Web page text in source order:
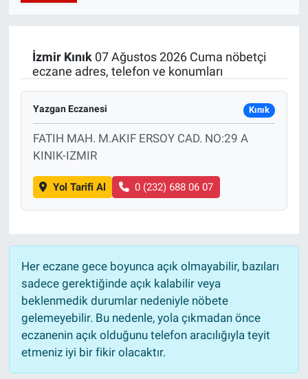
İzmir Kınık07 Ağustos 2026 Cuma nöbetçi
eczane adres, telefon ve konumları
Yazgan Eczanesi Kınık
FATIH MAH. M.AKIF ERSOY CAD. NO:29 A
KINIK-IZMIR
Yol Tarifi Al 0 (232) 688 06 07
Her eczane gece boyunca açık olmayabilir, bazıları
sadece gerektiğinde açık kalabilir veya
beklenmedik durumlar nedeniyle nöbete
gelemeyebilir. Bu nedenle, yola çıkmadan önce
eczanenin açık olduğunu telefon aracılığıyla teyit
etmeniz iyi bir fikir olacaktır.